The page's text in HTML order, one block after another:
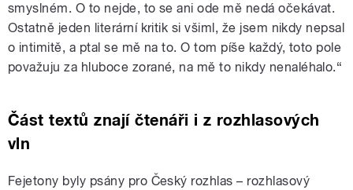
smyslném. O to nejde, to se ani ode mě nedá očekávat.
Ostatně jeden literární kritik si všiml, že jsem nikdy nepsal
o intimitě, a ptal se mě na to. O tom píše každý, toto pole
považuju za hluboce zorané, na mě to nikdy nenaléhalo.“
Část textů znají čtenáři i z rozhlasových
vln
Fejetony byly psány pro Český rozhlas – rozhlasový